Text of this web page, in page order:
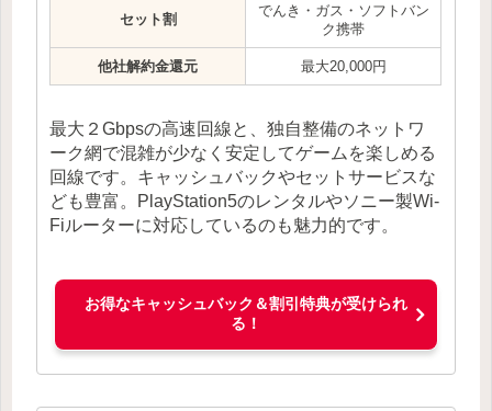
セット割
でんき・ガス・ソフトバン
ク携帯
他社解約金還元 最大20,000円
最大２Gbpsの高速回線と、独自整備のネットワ
ーク網で混雑が少なく安定してゲームを楽しめる
回線です。キャッシュバックやセットサービスな
ども豊富。PlayStation5のレンタルやソニー製Wi-
Fiルーターに対応しているのも魅力的です。
お得なキャッシュバック＆割引特典が受けられ
る！